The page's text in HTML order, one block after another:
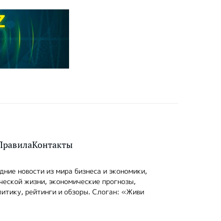
Контакты
новости из мира бизнеса и экономики,
жизни, экономические прогнозы,
рейтинги и обзоры. Слоган: «Живи